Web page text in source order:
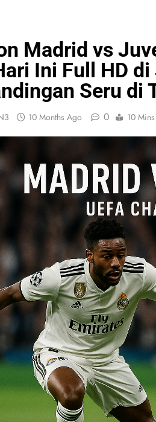
Madrid vs
Ini Full HD
Seru di
10 Months Ago 0 10 Mins